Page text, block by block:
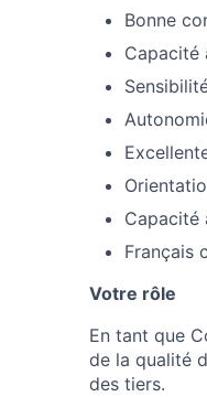
Bonne
Capacité
Capacité
Français
Votre rôle
En tant que
de la qualité
des tiers.